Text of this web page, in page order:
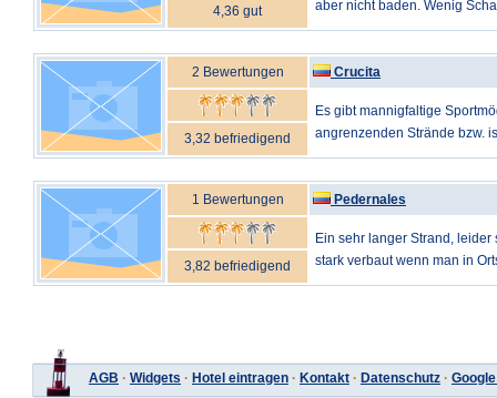
aber nicht baden. Wenig
4,36 gut
2 Bewertungen Crucita
Es gibt mannigfaltige
angrenzenden Strände bzw.
3,32 befriedigend
1 Bewertungen Pedernales
Ein sehr langer Strand,
stark verbaut wenn man in
3,82 befriedigend
AGB · Widgets · Hotel eintragen · Kontakt · Datenschutz ·